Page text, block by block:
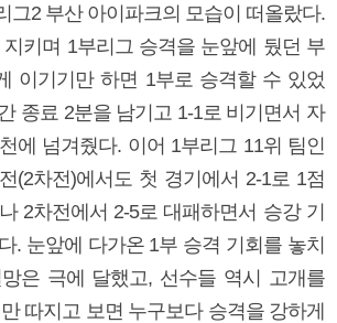
그2 부산 아이파크의 모습이 떠올랐다.
키며 1부리그 승격을 눈앞에 뒀던 부
이기기만 하면 1부로 승격할 수 있었
종료 2분을 남기고 1-1로 비기면서 자
에 넘겨줬다. 이어 1부리그 11위 팀인
(2차전)에서도 첫 경기에서 2-1로 1점
2차전에서 2-5로 대패하면서 승강 기
. 눈앞에 다가온 1부 승격 기회를 놓치
은 극에 달했고, 선수들 역시 고개를
따지고 보면 누구보다 승격을 강하게